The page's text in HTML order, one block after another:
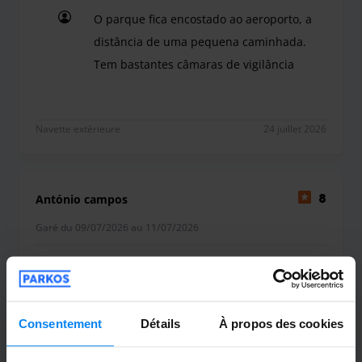
Consentement Détails À propos des cookies
O parque fica encostado ao aeroporto, a
distância de uma pequena caminhada.
Tem bastantes câmaras de vigilância
Navette extérieure 24 juillet 2026
António campos 8
Garé du 09/07/2026 au 11/07/2026